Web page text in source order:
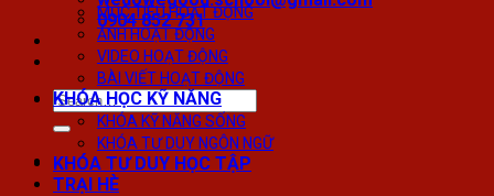
0904 852 731
MỤC TIÊU HOẠT ĐỘNG
ẢNH HOẠT ĐỘNG
VIDEO HOẠT ĐỘNG
BÀI VIẾT HOẠT ĐỘNG
KHÓA HỌC KỸ NĂNG
KHÓA KỸ NĂNG SỐNG
KHÓA TƯ DUY NGÔN NGỮ
KHÓA TƯ DUY HỌC TẬP
TRẠI HÈ